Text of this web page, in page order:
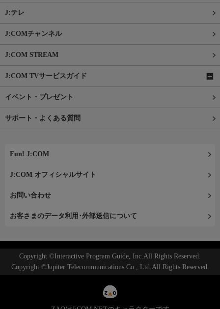
J:テレ
J:COMチャンネル
J:COM STREAM
J:COM TVサービスガイド
イベント・プレゼント
サポート・よくある質問
Fun! J:COM
J:COM オフィシャルサイト
お問い合わせ
お客さまのデータ利用･外部送信について
Copyright ©Interactive Program Guide, Inc.All Rights Reserved.
Copyright ©Jupiter Telecommunications Co., Ltd.All Rights Reserved.